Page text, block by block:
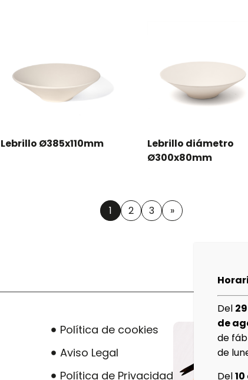
Lebrillo Ø385x110mm
Lebrillo diámetro
Ø300x80mm
1 2 3 »
Política de cookies
Aviso Legal
Política de Privacidad
Del
de
de
de
Del